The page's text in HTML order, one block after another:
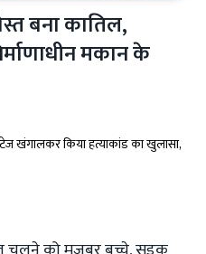
बना कातिल,
मकान के
खंगालकर किया हत्याकांड का खुलासा,